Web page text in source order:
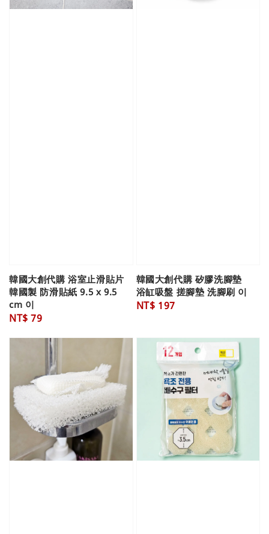
韓國大創代購 浴室止滑貼片
韓國製 防滑貼紙 9.5 x 9.5
cm 이
Regular
NT$ 79
韓國大創代購 矽膠洗腳墊
浴缸吸盤 搓腳墊 洗腳刷 이
Regular
NT$ 197